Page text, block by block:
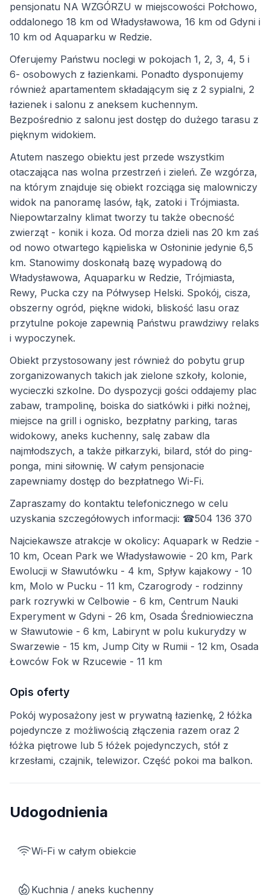
pensjonatu NA WZGÓRZU w miejscowości Połchowo,
oddalonego 18 km od Władysławowa, 16 km od Gdyni i
10 km od Aquaparku w Redzie.
Oferujemy Państwu noclegi w pokojach 1, 2, 3, 4, 5 i
6- osobowych z łazienkami. Ponadto dysponujemy
również apartamentem składającym się z 2 sypialni, 2
łazienek i salonu z aneksem kuchennym.
Bezpośrednio z salonu jest dostęp do dużego tarasu z
pięknym widokiem.
Atutem naszego obiektu jest przede wszystkim
otaczająca nas wolna przestrzeń i zieleń. Ze wzgórza,
na którym znajduje się obiekt rozciąga się malowniczy
widok na panoramę lasów, łąk, zatoki i Trójmiasta.
Niepowtarzalny klimat tworzy tu także obecność
zwierząt - konik i koza. Od morza dzieli nas 20 km zaś
od nowo otwartego kąpieliska w Osłoninie jedynie 6,5
km. Stanowimy doskonałą bazę wypadową do
Władysławowa, Aquaparku w Redzie, Trójmiasta,
Rewy, Pucka czy na Półwysep Helski. Spokój, cisza,
obszerny ogród, piękne widoki, bliskość lasu oraz
przytulne pokoje zapewnią Państwu prawdziwy relaks
i wypoczynek.
Obiekt przystosowany jest również do pobytu grup
zorganizowanych takich jak zielone szkoły, kolonie,
wycieczki szkolne. Do dyspozycji gości oddajemy plac
zabaw, trampolinę, boiska do siatkówki i piłki nożnej,
miejsce na grill i ognisko, bezpłatny parking, taras
widokowy, aneks kuchenny, salę zabaw dla
najmłodszych, a także piłkarzyki, bilard, stół do ping-
ponga, mini siłownię. W całym pensjonacie
zapewniamy dostęp do bezpłatnego Wi-Fi.
Zapraszamy do kontaktu telefonicznego w celu
uzyskania szczegółowych informacji: ☎504 136 370
Najciekawsze atrakcje w okolicy: Aquapark w Redzie -
10 km, Ocean Park we Władysławowie - 20 km, Park
Ewolucji w Sławutówku - 4 km, Spływ kajakowy - 10
km, Molo w Pucku - 11 km, Czarogrody - rodzinny
park rozrywki w Celbowie - 6 km, Centrum Nauki
Experyment w Gdyni - 26 km, Osada Średniowieczna
w Sławutowie - 6 km, Labirynt w polu kukurydzy w
Swarzewie - 15 km, Jump City w Rumii - 12 km, Osada
Łowców Fok w Rzucewie - 11 km
Opis oferty
Pokój wyposażony jest w prywatną łazienkę, 2 łóżka
pojedyncze z możliwością złączenia razem oraz 2
łóżka piętrowe lub 5 łóżek pojedynczych, stół z
krzesłami, czajnik, telewizor. Część pokoi ma balkon.
Udogodnienia
Wi-Fi w całym obiekcie
Kuchnia / aneks kuchenny